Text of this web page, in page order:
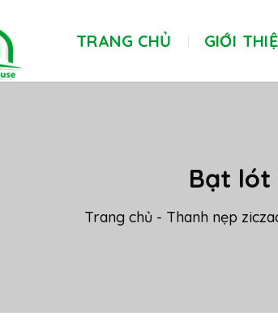
TRANG CHỦ GIỚI
Bạt lót
Trang chủ - Thanh nẹp